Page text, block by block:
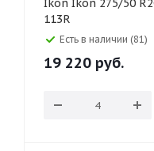
Ikon Ikon 275/50 R20 Autograph Snow 3 SUV
113R
Есть в наличии (81)
19 220 руб.